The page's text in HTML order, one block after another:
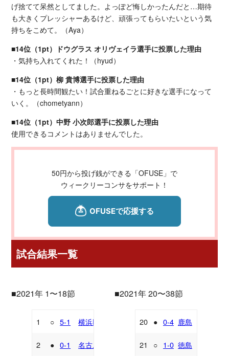
げ捨てて呆然としてました。よっぽど悔しかったんだと…期待
も大きくプレッシャーあるけど、頑張ってもらいたいという気
持ちをこめて。（Aya）
■14位（1pt）ドウグラス オリヴェイラ選手に投票した理由
・気持ち入れてくれた！（hyud）
■14位（1pt）柳 貴博選手に投票した理由
・もっと長時間観たい！試合重ねるごとに好きな選手になって
いく。（chometyann）
■14位（1pt）中野 小次郎選手に投票した理由
使用できるコメントはありませんでした。
50円から投げ銭ができる「OFUSE」で
ウィークリーコンサをサポート！
試合結果一覧
■2021年 1〜18節
1 ○ 5-1 横浜FC
2 ● 0-1 名古屋
■2021年 20〜38節
20 ● 0-4 鹿島
21 ○ 1-0 徳島